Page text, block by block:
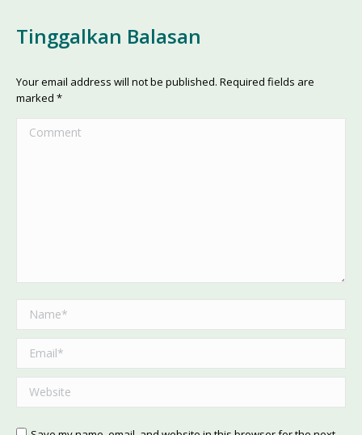
Tinggalkan Balasan
Your email address will not be published. Required fields are
marked *
Comment
Name *
Email *
Website